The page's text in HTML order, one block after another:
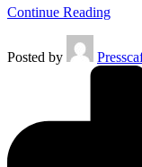
Continue Reading
Posted by